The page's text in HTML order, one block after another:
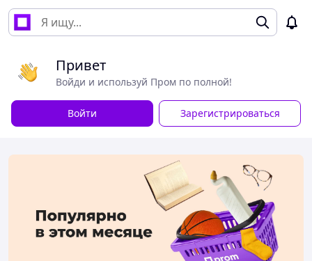
Привет
Войди и используй Пром по полной!
Войти Зарегистрироваться